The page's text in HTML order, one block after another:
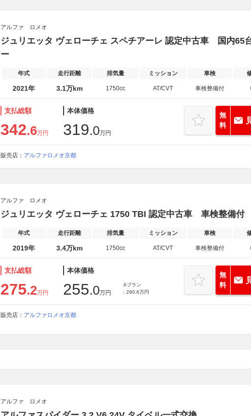
アルファ ロメオ
ジュリエッタ ヴェローチェ スペチアーレ 認定中古車 国内
ー
年式 走行距離 排気量 ミッション 車検
2021年 3.1万km 1750cc AT/CVT 車検整備付
支払総額
342.6万円
本体価格
319.0万円
無
料
販売店： アルファロメオ京都
アルファ ロメオ
ジュリエッタ ヴェローチェ 1750 TBI 認定中古車 車検整備
年式 走行距離 排気量 ミッション 車検
2019年 3.4万km 1750cc AT/CVT 車検整備付
支払総額
275.2万円
本体価格
255.0万円
Aプラン
: 290.6万円
無
料
販売店： アルファロメオ京都
アルファ ロメオ